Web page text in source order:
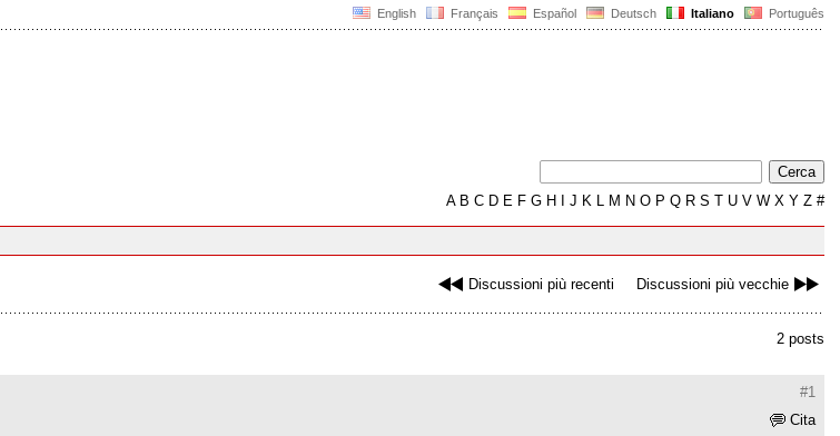
English Français Español Deutsch Italiano Português
AB C D E F G H J K L M N O P Q R S T U V W X Y Z #
Discussioni più recenti Discussioni più vecchie
2 posts
#1
Cita